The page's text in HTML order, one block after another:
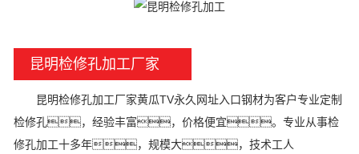
昆明检修孔加工厂家
昆明检修孔加工厂家黄瓜TV永久网址入口钢材为客户专业定制
检修孔，经验丰富，价格便宜。专业从事检
修孔加工十多年，规模大，技术工人